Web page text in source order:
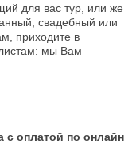
для вас тур, или же
свадебный или
приходите в
мы Вам
с оплатой по онлайн